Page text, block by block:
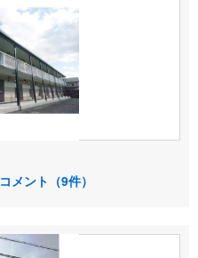
コメント（9件）